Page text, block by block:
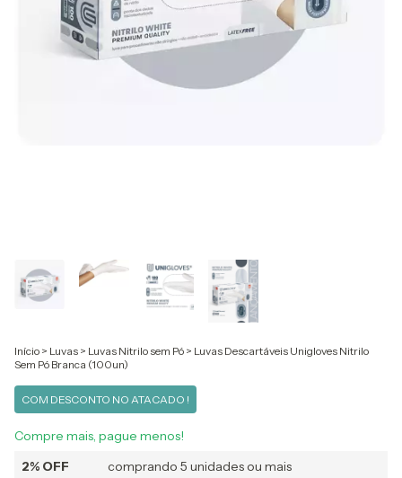
Início > Luvas > Luvas Nitrilo sem Pó > Luvas Descartáveis Unigloves Nitrilo
Sem Pó Branca (100un)
COM DESCONTO NO ATACADO !
Compre mais, pague menos!
2% OFF
comprando 5 unidades ou mais